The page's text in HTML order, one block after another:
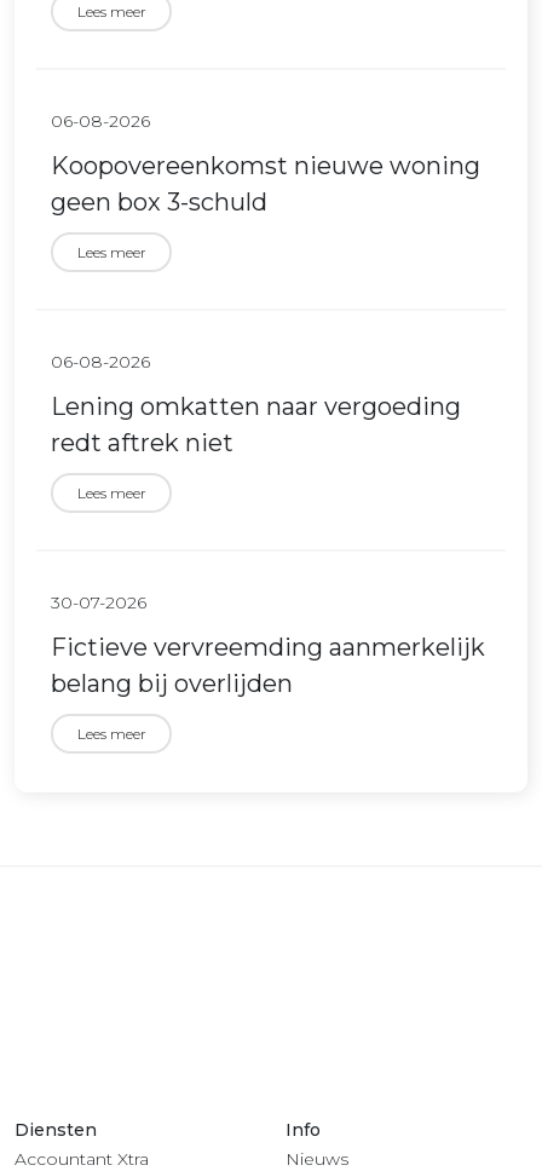
Lees meer
06-08-2026
Koopovereenkomst nieuwe woning
geen box 3-schuld
Lees meer
06-08-2026
Lening omkatten naar vergoeding
redt aftrek niet
Lees meer
30-07-2026
Fictieve vervreemding aanmerkelijk
belang bij overlijden
Lees meer
Diensten
Accountant Xtra
Info
Nieuws